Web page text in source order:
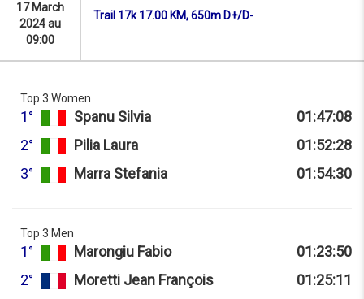
17 March
2024 au
09:00
Trail 17k 17.00 KM, 650m D+/D-
Top 3 Women
1° Spanu Silvia
01:47:08
2°
Pilia Laura
01:52:28
3°
Marra Stefania 01:54:30
Top 3 Men
1° Marongiu Fabio
01:23:50
2°
Moretti Jean François
01:25:11